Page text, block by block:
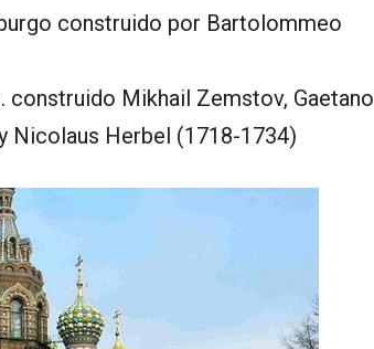
construido por Bartolommeo
construido Mikhail Zemstov, Gaetano
Nicolaus Herbel (1718-1734)